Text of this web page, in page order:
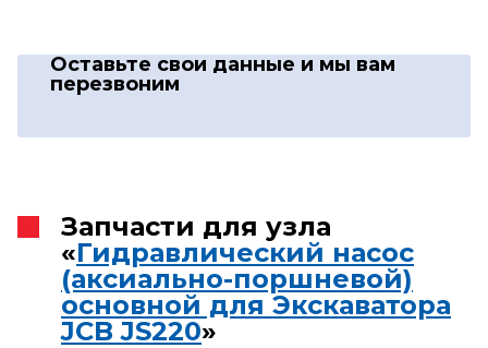
Оставьте свои данные и мы вам
перезвоним
Запчасти для узла
«Гидравлический насос
(аксиально-поршневой)
основной для Экскаватора
JCB JS220»